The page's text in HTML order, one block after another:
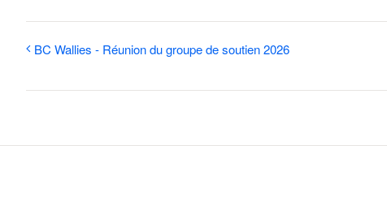
BC Wallies - Réunion du groupe de soutien 2026